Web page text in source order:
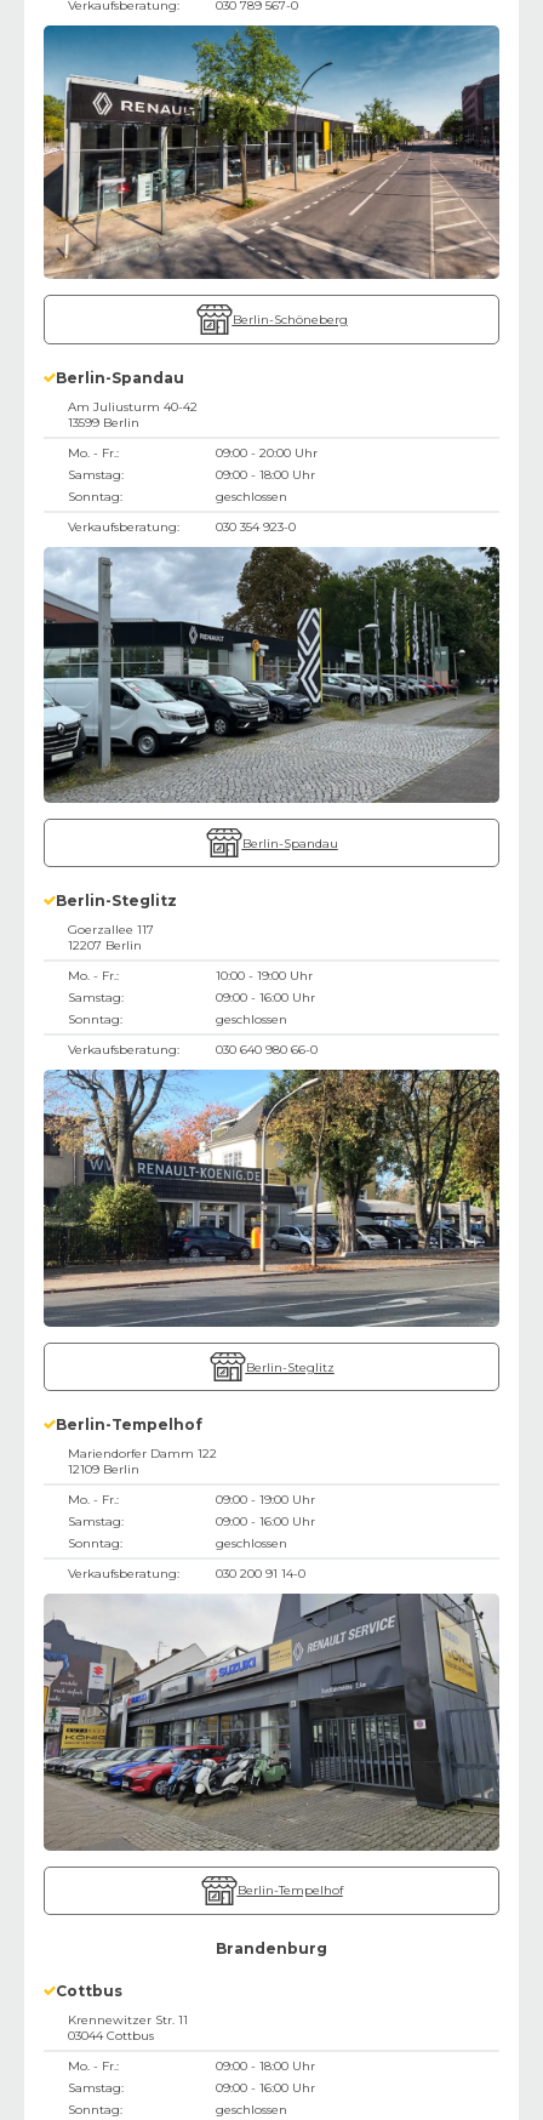
Verkaufsberatung: 030 789 567-0
Berlin-Schöneberg
Berlin-Spandau
Am Juliusturm 40-42
13599 Berlin
Mo. - Fr.:
09:00 - 20:00 Uhr
Samstag:
09:00 - 18:00 Uhr
Sonntag:
geschlossen
Verkaufsberatung:
030 354 923-0
Berlin-Spandau
Berlin-Steglitz
Goerzallee 117
12207 Berlin
Mo. - Fr.:
10:00 - 19:00 Uhr
Samstag:
09:00 - 16:00 Uhr
Sonntag:
geschlossen
Verkaufsberatung:
030 640 980 66-0
Berlin-Steglitz
Berlin-Tempelhof
Mariendorfer Damm 122
12109 Berlin
Mo. - Fr.:
09:00 - 19:00 Uhr
Samstag:
09:00 - 16:00 Uhr
Sonntag:
geschlossen
Verkaufsberatung:
030 200 91 14-0
Berlin-Tempelhof
Brandenburg
Cottbus
Krennewitzer Str. 11
03044 Cottbus
Mo. - Fr.:
09:00 - 18:00 Uhr
Samstag:
09:00 - 16:00 Uhr
Sonntag:
geschlossen